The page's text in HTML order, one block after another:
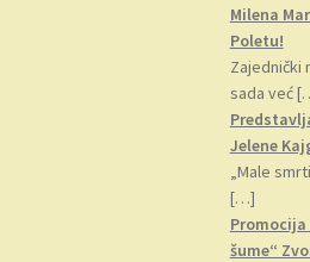
Milena
Poletu!
Zajednički
sada već
Jelene
„Male
[…]
šume“